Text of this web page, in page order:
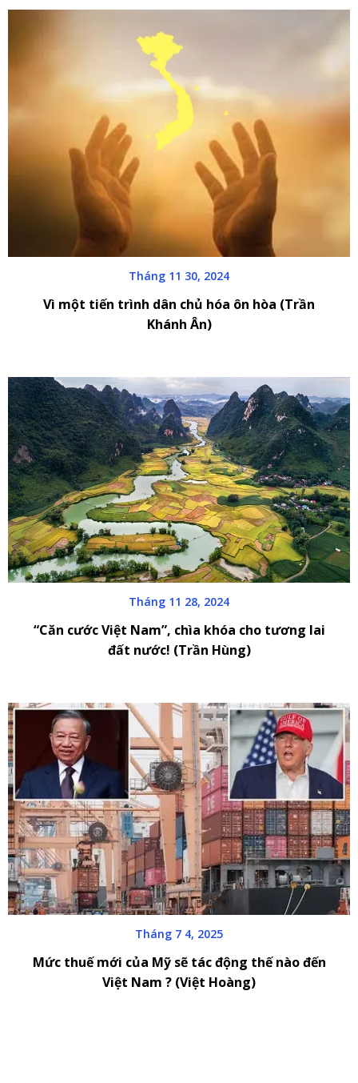
Tháng 11 30, 2024
Vì một tiến trình dân chủ hóa ôn hòa (Trần
Khánh Ân)
Tháng 11 28, 2024
“Căn cước Việt Nam”, chìa khóa cho tương lai
đất nước! (Trần Hùng)
Tháng 7 4, 2025
Mức thuế mới của Mỹ sẽ tác động thế nào đến
Việt Nam ? (Việt Hoàng)